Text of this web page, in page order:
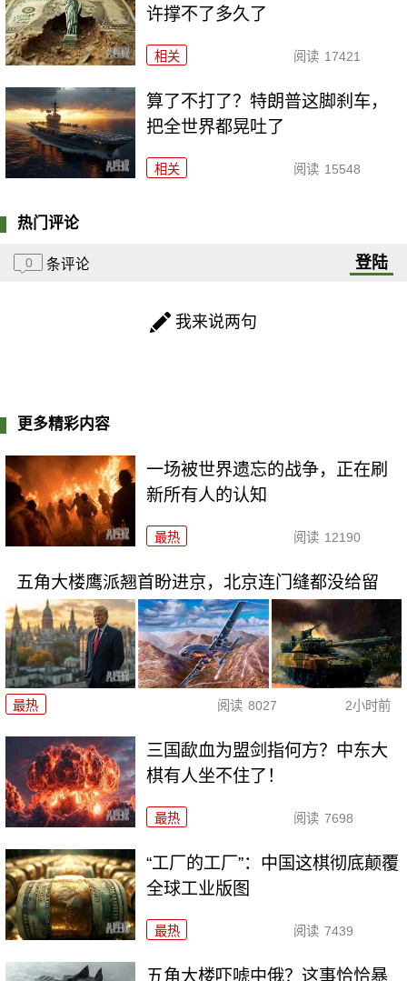
许撑不了多久了
相关 阅读 17421
算了不打了？特朗普这脚刹车，
把全世界都晃吐了
相关 阅读 15548
热门评论
0 条评论 登陆
我来说两句
更多精彩内容
一场被世界遗忘的战争，正在刷
新所有人的认知
最热 阅读 12190
五角大楼鹰派翘首盼进京，北京连门缝都没给留
最热 阅读 8027 2小时前
三国歃血为盟剑指何方？中东大
棋有人坐不住了！
最热 阅读 7698
“工厂的工厂”：中国这棋彻底颠覆
全球工业版图
最热 阅读 7439
五角大楼吓唬中俄？这事恰恰暴